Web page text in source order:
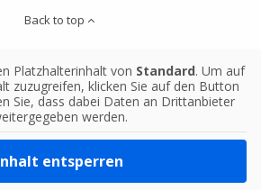
Back to top
Platzhalterinhalt von Standard. Um auf
zuzugreifen, klicken Sie auf den Button
Sie, dass dabei Daten an Drittanbieter
werden.
entsperren